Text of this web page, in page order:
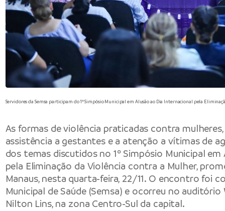
Servidores da Semsa participam do 1º Simpósio Municipal em Alusão ao Dia Internacional pela
As formas de violência praticadas contra
assistência a gestantes e a atenção a vítimas de
dos temas discutidos no 1º Simpósio Municipal
pela Eliminação da Violência contra a Mulher,
Manaus, nesta quarta-feira, 22/11. O encontro foi
Municipal de Saúde (Semsa) e ocorreu no
Nilton Lins, na zona Centro-Sul da capital.